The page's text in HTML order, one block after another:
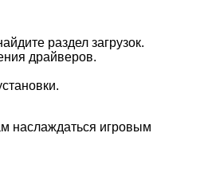
раздел загрузок.
драйверов.
наслаждаться игровым